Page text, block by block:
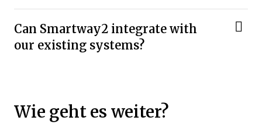
Can Smartway2 integrate with
our existing systems?
Wie geht es weiter?